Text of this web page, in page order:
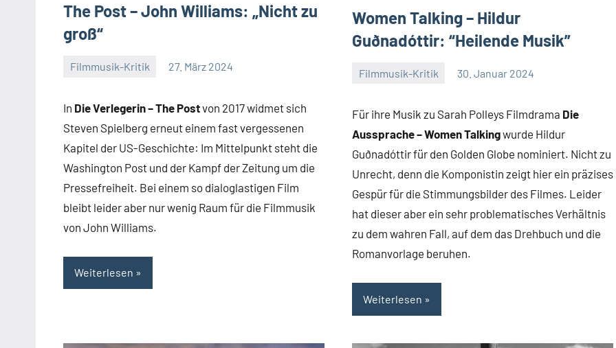
The Post – John Williams: „Nicht zu
groß“
Filmmusik-Kritik 27. März 2024
In Die Verlegerin – The Postvon 2017 widmet sich
Steven Spielberg erneut einem fast vergessenen
Kapitel der US-Geschichte: Im Mittelpunkt steht die
Washington Post und der Kampf der Zeitung um die
Pressefreiheit. Bei einem so dialoglastigen Film
bleibt leider aber nur wenig Raum für die Filmmusik
von John Williams.
Weiterlesen
Women Talking – Hildur
Guðnadóttir: “Heilende Musik”
Filmmusik-Kritik 30. Januar 2024
Für ihre Musik zu Sarah Polleys Filmdrama Die
Aussprache – Women Talkingwurde Hildur
Guðnadóttir für den Golden Globe nominiert. Nicht zu
Unrecht, denn die Komponistin zeigt hier ein präzises
Gespür für die Stimmungsbilder des Filmes. Leider
hat dieser aber ein sehr problematisches Verhältnis
zu dem wahren Fall, auf dem das Drehbuch und die
Romanvorlage beruhen.
Weiterlesen